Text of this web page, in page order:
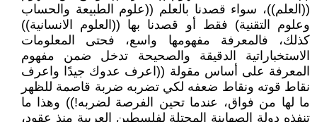
((العلم))، سواء قصدنا بالعلم ((علوم الطبيعة والحساب
وعلوم التقنية) فقط أو قصدنا بها ((العلوم الانسانية))
كذلك، فالمعرفة مفهومها واسع، فحتى المعلومات
الاستخباراتية الدقيقة والصحيحة تدخل ضمن مفهوم
المعرفة على أساس مقولة ((اعرف عدوك جيدًا واعرف
نقاط قوته ونقاط ضعفه لكي تضربه ضربة قاصمة للظهر
ما لها من فواق، عندما تحين الفرصة لضربه!)) وهذا ما
تنفذه دولة الصهاينة المحتلة لفلسطين العربية منذ عقود،